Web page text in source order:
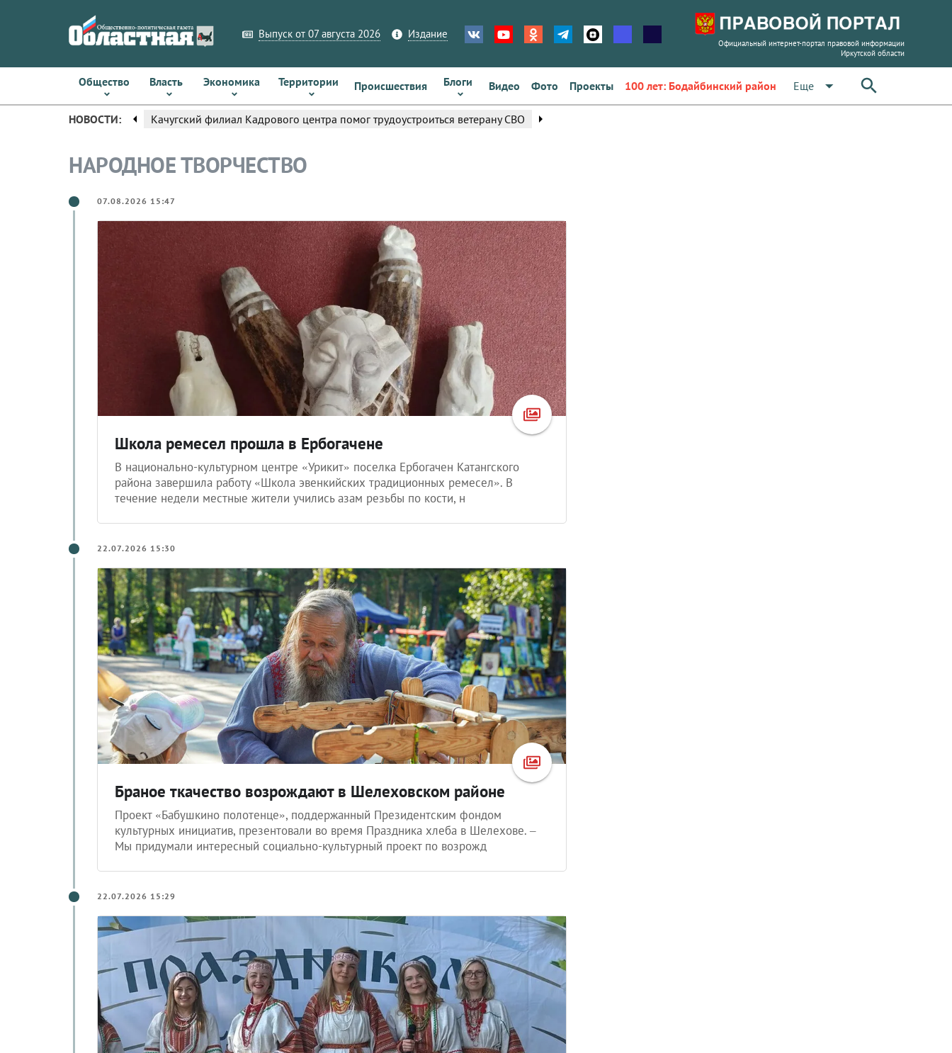
Выпуск от 07 августа 2026 Издание
Официальный интернет-портал правовой информации
Иркутской области
Общество Власть Экономика Территории Происшествия Блоги Видео Фото Проекты 100 лет: Бодайбинский район Еще arrow_drop_down
НОВОСТИ: arrow_left Качугский филиал Кадрового центра помог трудоустроиться ветерану СВО arrow_right
НАРОДНОЕ ТВОРЧЕСТВО
07.08.2026 15:47
Школа ремесел прошла в Ербогачене
В национально-культурном центре «Урикит» поселка Ербогачен Катангского
района завершила работу «Школа эвенкийских традиционных ремесел». В
течение недели местные жители учились азам резьбы по кости, н
22.07.2026 15:30
Браное ткачество возрождают в Шелеховском районе
Проект «Бабушкино полотенце», поддержанный Президентским фондом
культурных инициатив, презентовали во время Праздника хлеба в Шелехове. –
Мы придумали интересный социально-культурный проект по возрожд
22.07.2026 15:29